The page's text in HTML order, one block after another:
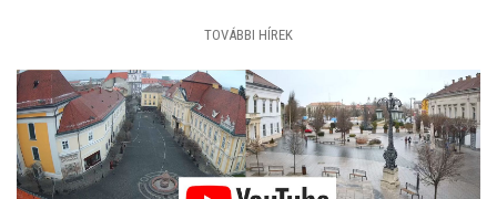
TOVÁBBI HÍREK